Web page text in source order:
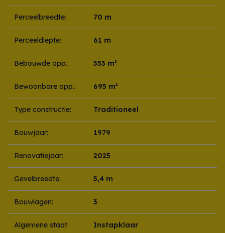
Perceelbreedte: 70 m
Perceeldiepte: 61 m
Bebouwde opp.: 353 m²
Bewoonbare opp.: 695 m²
Type constructie: Traditioneel
Bouwjaar: 1979
Renovatiejaar: 2025
Gevelbreedte: 5,4 m
Bouwlagen: 3
Algemene staat: Instapklaar